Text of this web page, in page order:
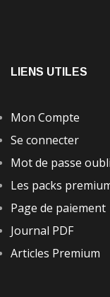
LIENS UTILES
Mon Compte
Se connecter
Mot de passe
Les packs
Page de paiement
Journal PDF
Articles Premium